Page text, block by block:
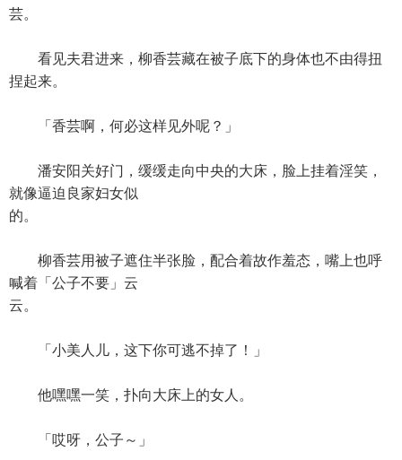
芸。
看见夫君进来，柳香芸藏在被子底下的身体也不由得扭
捏起来。
「香芸啊，何必这样见外呢？」
潘安阳关好门，缓缓走向中央的大床，脸上挂着淫笑，
就像逼迫良家妇女似
的。
柳香芸用被子遮住半张脸，配合着故作羞态，嘴上也呼
喊着「公子不要」云
云。
「小美人儿，这下你可逃不掉了！」
他嘿嘿一笑，扑向大床上的女人。
「哎呀，公子～」